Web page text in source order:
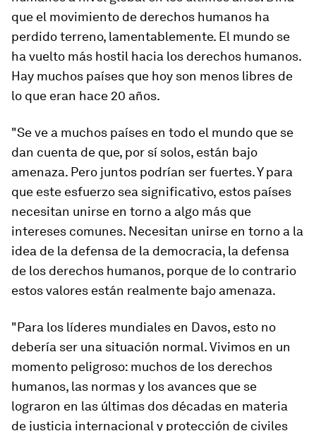
que el movimiento de derechos humanos ha
perdido terreno, lamentablemente. El mundo se
ha vuelto más hostil hacia los derechos humanos.
Hay muchos países que hoy son menos libres de
lo que eran hace 20 años.
"Se ve a muchos países en todo el mundo que se
dan cuenta de que, por sí solos, están bajo
amenaza. Pero juntos podrían ser fuertes. Y para
que este esfuerzo sea significativo, estos países
necesitan unirse en torno a algo más que
intereses comunes. Necesitan unirse en torno a la
idea de la defensa de la democracia, la defensa
de los derechos humanos, porque de lo contrario
estos valores están realmente bajo amenaza.
"Para los líderes mundiales en Davos, esto no
debería ser una situación normal. Vivimos en un
momento peligroso: muchos de los derechos
humanos, las normas y los avances que se
lograron en las últimas dos décadas en materia
de justicia internacional y protección de civiles